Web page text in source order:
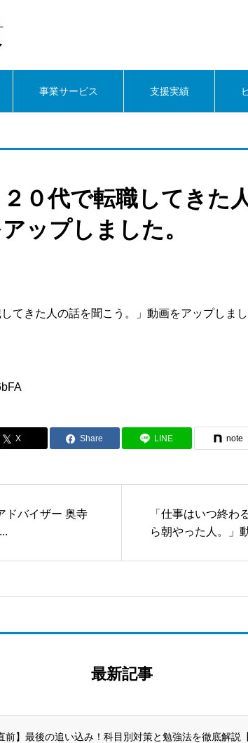
事業サービス 支援実績
２０代で転職してきた
ップしました。
てきた人の話を聞こう。」動画をアップしまし
Share LINE note
ドバイザー 奥寺
「仕事はいつ終わ
ら朝やった人。」
最新記事
前】最後の追い込み！科目別対策と勉強法を徹底解説